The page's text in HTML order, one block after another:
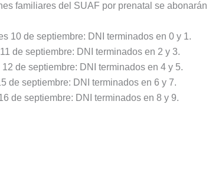
familiares del SUAF por prenatal se
10 de septiembre: DNI terminados en 0 y 1.
de septiembre: DNI terminados en 2 y 3.
de septiembre: DNI terminados en 4 y 5.
de septiembre: DNI terminados en 6 y 7.
de septiembre: DNI terminados en 8 y 9.